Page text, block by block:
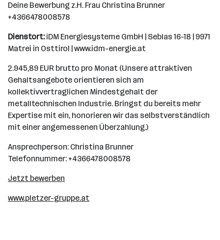
Deine Bewerbung z.H. Frau Christina Brunner
+4366478008578
Dienstort:iDM Energiesysteme GmbH | Seblas 16-18 | 9971
Matrei in Osttirol | www.idm-energie.at
2.945,89 EUR brutto pro Monat (Unsere attraktiven
Gehaltsangebote orientieren sich am
kollektivvertraglichen Mindestgehalt der
metalltechnischen Industrie. Bringst du bereits mehr
Expertise mit ein, honorieren wir das selbstverständlich
mit einer angemessenen Überzahlung.)
Ansprechperson: Christina Brunner
Telefonnummer: +4366478008578
Jetzt bewerben
www.pletzer-gruppe.at